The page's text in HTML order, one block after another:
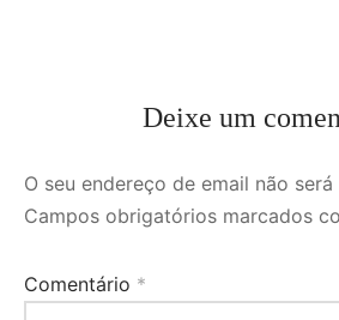
Deixe um
O seu endereço de email não
Campos obrigatórios marcados
Comentário *